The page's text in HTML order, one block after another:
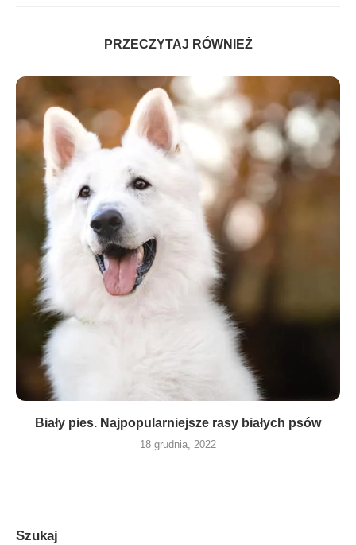
PRZECZYTAJ RÓWNIEŻ
Biały pies. Najpopularniejsze rasy białych psów
18 grudnia, 2022
Szukaj